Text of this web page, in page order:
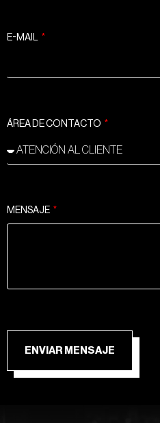
E-MAIL
ÁREA DE CONTACTO
MENSAJE
ENVIAR MENSAJE